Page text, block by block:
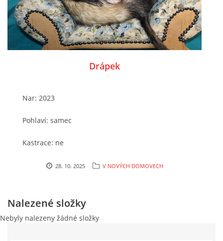
Drápek
Nar: 2023
Pohlaví: samec
Kastrace: ne
Očkování / čip: ano
Místo nálezu / způsobe předání do útulku: od
28. 10. 2025 V NOVÝCH DOMOVECH
Nalezené složky
Nebyly nalezeny žádné složky